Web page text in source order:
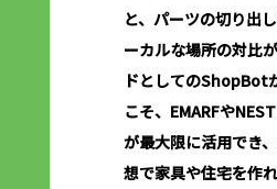
と、パーツの切り出
ーカルな場所の対比
ドとしてのShopBot
こそ、EMARFや
が最大限に活用でき
想で家具や住宅を作